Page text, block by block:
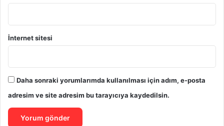
İnternet sitesi
Daha sonraki yorumlarımda kullanılması için adım, e-posta
adresim ve site adresim bu tarayıcıya kaydedilsin.